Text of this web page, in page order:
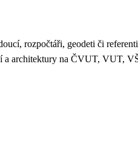
rozpočtáři, geodeti či
a architektury na ČVUT, VUT,